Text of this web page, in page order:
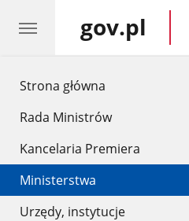
Strona główna
Rada Ministrów
Kancelaria Premiera
Ministerstwa
Urzędy, instytucje
gov.pl